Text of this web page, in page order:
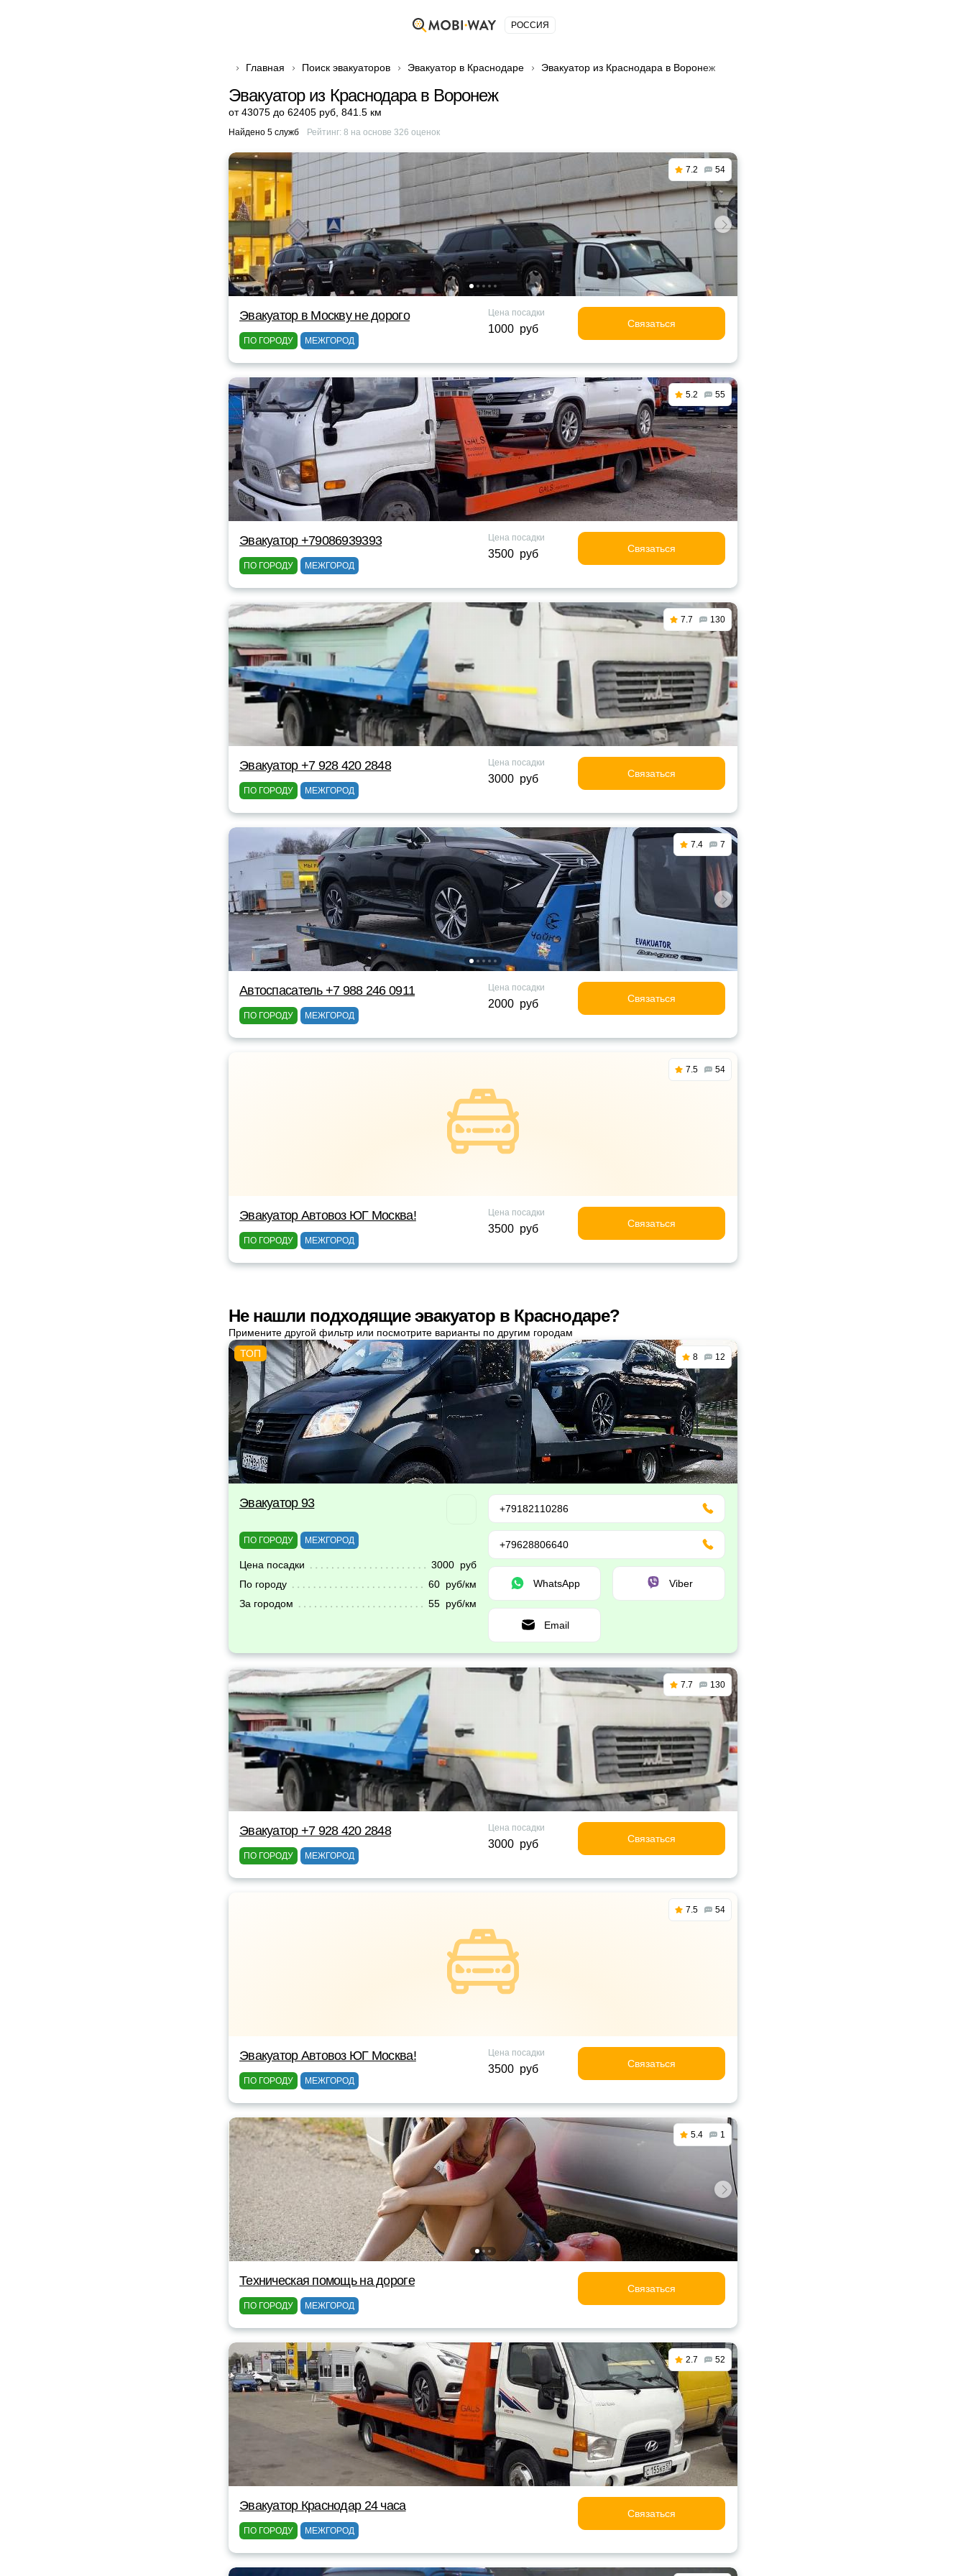
РОССИЯ
Главная Поиск эвакуаторов Эвакуатор в Краснодаре Эвакуатор из Краснодара в Воронеж
Эвакуатор из Краснодара в Воронеж
от 43075 до 62405 руб 841.5 км
Найдено 5 служб Рейтинг: 8 на основе 326 оценок
7.2 54
Эвакуатор в Москву не дорого
ПО ГОРОДУ МЕЖГОРОД
Цена посадки
1000 руб Связаться
5.2 55
Эвакуатор +79086939393
ПО ГОРОДУ МЕЖГОРОД
Цена посадки
3500 руб Связаться
7.7 130
Эвакуатор +7 928 420 2848
ПО ГОРОДУ МЕЖГОРОД
Цена посадки
3000 руб Связаться
7.4 7
Автоспасатель +7 988 246 0911
ПО ГОРОДУ МЕЖГОРОД
Цена посадки
2000 руб Связаться
7.5 54
Эвакуатор Автовоз ЮГ Москва!
ПО ГОРОДУ МЕЖГОРОД
Цена посадки
3500 руб Связаться
Не нашли подходящие эвакуатор в Краснодаре?
Примените другой фильтр или посмотрите варианты по другим городам
8 12
Эвакуатор 93
ПО ГОРОДУ МЕЖГОРОД
Цена посадки
3000 руб
По городу
60 руб/км
За городом
55 руб/км
+79182110286
+79628806640
WhatsApp Viber
Email
7.7 130
Эвакуатор +7 928 420 2848
ПО ГОРОДУ МЕЖГОРОД
Цена посадки
3000 руб Связаться
7.5 54
Эвакуатор Автовоз ЮГ Москва!
ПО ГОРОДУ МЕЖГОРОД
Цена посадки
3500 руб Связаться
5.4 1
Техническая помощь на дороге
ПО ГОРОДУ МЕЖГОРОД
Связаться
2.7 52
Эвакуатор Краснодар 24 часа
ПО ГОРОДУ МЕЖГОРОД
Связаться